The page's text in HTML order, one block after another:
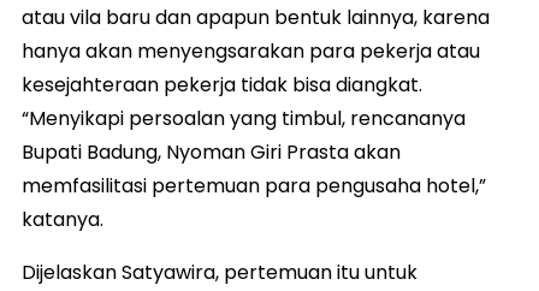
atau vila baru dan apapun bentuk lainnya, karena
hanya akan menyengsarakan para pekerja atau
kesejahteraan pekerja tidak bisa diangkat.
“Menyikapi persoalan yang timbul, rencananya
Bupati Badung, Nyoman Giri Prasta akan
memfasilitasi pertemuan para pengusaha hotel,”
katanya.
Dijelaskan Satyawira, pertemuan itu untuk